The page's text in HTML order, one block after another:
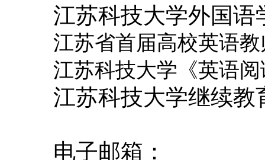
江苏科技大学外国语
江苏省首届高校英语
江苏科技大学《英语阅
江苏科技大学继续教
电子邮箱：